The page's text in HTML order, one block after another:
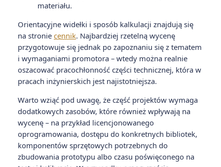
materiału.
Orientacyjne widełki i sposób kalkulacji znajdują się
na stronie cennik. Najbardziej rzetelną wycenę
przygotowuje się jednak po zapoznaniu się z tematem
i wymaganiami promotora – wtedy można realnie
oszacować pracochłonność części technicznej, która w
pracach inżynierskich jest najistotniejsza.
Warto wziąć pod uwagę, że część projektów wymaga
dodatkowych zasobów, które również wpływają na
wycenę – na przykład licencjonowanego
oprogramowania, dostępu do konkretnych bibliotek,
komponentów sprzętowych potrzebnych do
zbudowania prototypu albo czasu poświęconego na